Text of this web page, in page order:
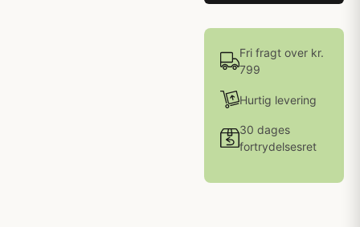
Fri fragt over kr.
799
Hurtig levering
30 dages
fortrydelsesret